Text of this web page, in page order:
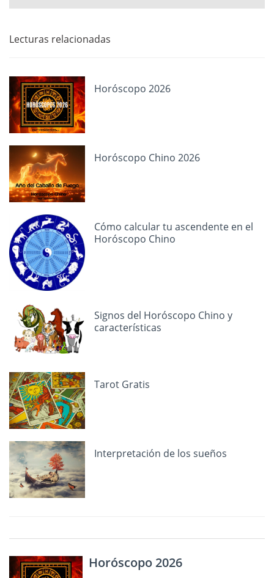
Lecturas relacionadas
Horóscopo 2026
Horóscopo Chino 2026
Cómo calcular tu ascendente en el
Horóscopo Chino
Signos del Horóscopo Chino y
características
Tarot Gratis
Interpretación de los sueños
Horóscopo 2026